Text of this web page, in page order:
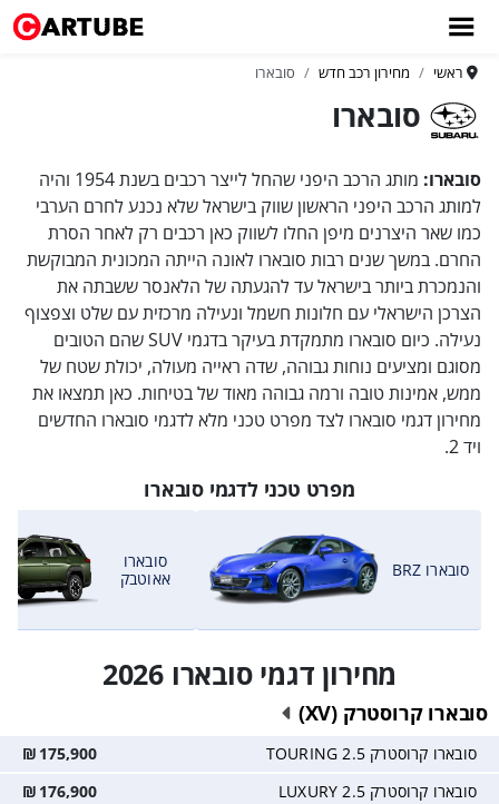
ראשי מחירון רכב חדש סובארו
סובארו
סובארו:
מותג הרכב היפני שהחל לייצר רכבים בשנת 1954 והיה
למותג הרכב היפני הראשון שווק בישראל שלא נכנע לחרם הערבי
כמו שאר היצרנים מיפן החלו לשווק כאן רכבים רק לאחר הסרת
החרם. במשך שנים רבות סובארו לאונה הייתה המכונית המבוקשת
והנמכרת ביותר בישראל עד להגעתה של הלאנסר ששבתה את
הצרכן הישראלי עם חלונות חשמל ונעילה מרכזית עם שלט וצפצוף
נעילה. כיום סובארו מתמקדת בעיקר בדגמי SUV שהם הטובים
מסוגם ומציעים נוחות גבוהה, שדה ראייה מעולה, יכולת שטח של
ממש, אמינות טובה ורמה גבוהה מאוד של בטיחות. כאן תמצאו את
מחירון דגמי סובארו לצד מפרט טכני מלא לדגמי סובארו החדשים
ויד 2.
מפרט טכני לדגמי סובארו
סובארו BRZ
סובארו
אאוטבק
מחירון דגמי סובארו 2026
סובארו קרוסטרק (XV)
סובארו קרוסטרק 2.5 TOURING 175,900
₪
סובארו קרוסטרק 2.5 LUXURY
176,900
₪